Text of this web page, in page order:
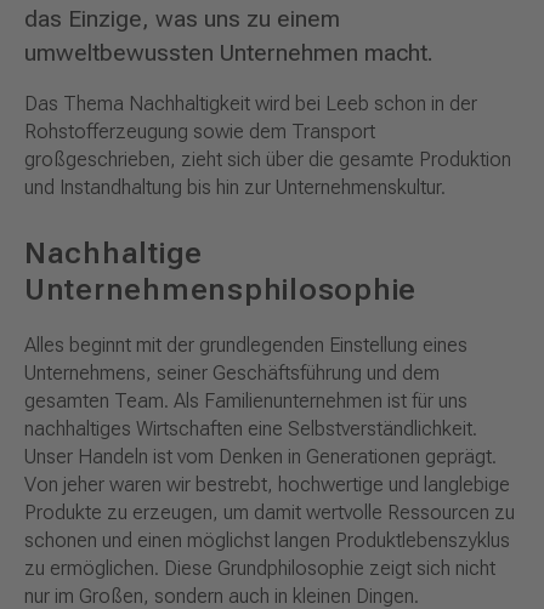
das Einzige, was uns zu einem
umweltbewussten Unternehmen macht.
Das Thema Nachhaltigkeit wird bei Leeb schon in der
Rohstofferzeugung sowie dem Transport
großgeschrieben, zieht sich über die gesamte Produktion
und Instandhaltung bis hin zur Unternehmenskultur.
Nachhaltige
Unternehmensphilosophie
Alles beginnt mit der grundlegenden Einstellung eines
Unternehmens, seiner Geschäftsführung und dem
gesamten Team. Als Familienunternehmen ist für uns
nachhaltiges Wirtschaften eine Selbstverständlichkeit.
Unser Handeln ist vom Denken in Generationen geprägt.
Von jeher waren wir bestrebt, hochwertige und langlebige
Produkte zu erzeugen, um damit wertvolle Ressourcen zu
schonen und einen möglichst langen Produktlebenszyklus
zu ermöglichen. Diese Grundphilosophie zeigt sich nicht
nur im Großen, sondern auch in kleinen Dingen.